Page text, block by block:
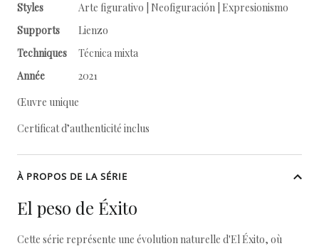
Styles
Arte figurativo | Neofiguración | Expresionismo
Supports
Lienzo
Techniques
Técnica mixta
Année
2021
Œuvre unique
Certificat d’authenticité inclus
À PROPOS DE LA SÉRIE
El peso de Éxito
Cette série représente une évolution naturelle d'El Éxito, où